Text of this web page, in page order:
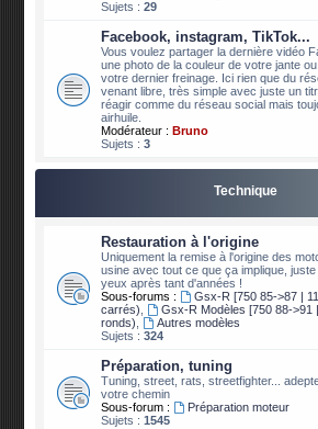
Sujets :29
Facebook, instagram, TikTok...
Vous voulez partager la dernière vidéo
une photo de la couleur de votre jante
votre dernier freinage. Ici rien que du
venant libre, très simple avec juste un
réagir comme du réseau social mais
airhuile.
Modérateur : Bruno
Sujets :3
Technique
Restauration à l'origine
Uniquement la remise à l'origine des
usine avec tout ce que ça implique,
yeux après tant d'années !
Sous-forums :
Gsx-R [750 85->87 |
carrés)
Gsx-R Modèles [750 88->91
ronds)
Autres modèles
Sujets :324
Préparation, tuning
Tuning, street, rats, streetfighter...
votre chemin
Sous-forum :
Préparation moteur
Sujets :1545